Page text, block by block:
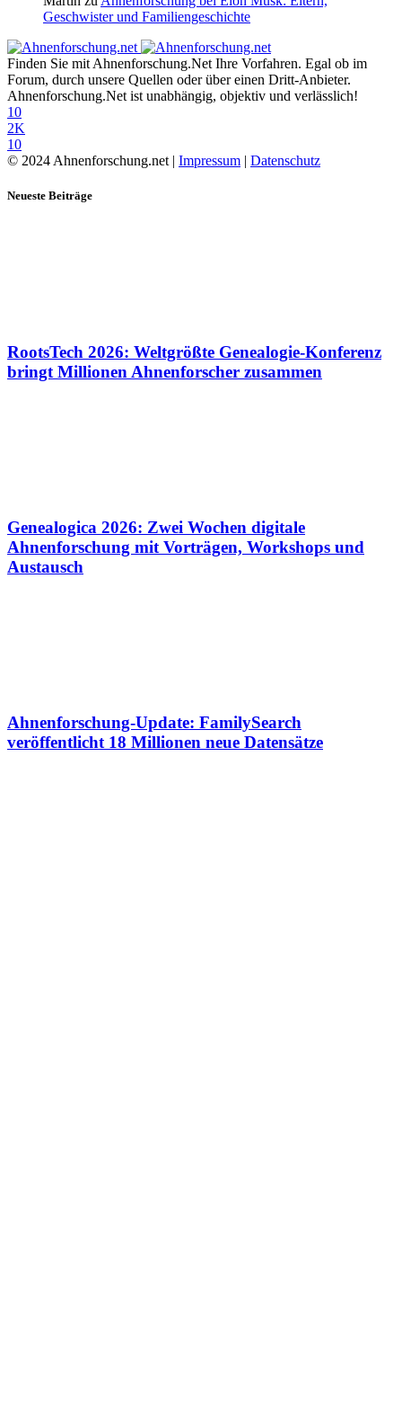
Geschwister und Familiengeschichte
Finden Sie mit Ahnenforschung.Net Ihre Vorfahren. Egal ob im
Forum, durch unsere Quellen oder über einen Dritt-Anbieter.
Ahnenforschung.Net ist unabhängig, objektiv und verlässlich!
10
2K
10
© 2024 Ahnenforschung.net | Impressum | Datenschutz
Neueste Beiträge
RootsTech 2026: Weltgrößte Genealogie-Konferenz
bringt Millionen Ahnenforscher zusammen
Genealogica 2026: Zwei Wochen digitale
Ahnenforschung mit Vorträgen, Workshops und
Austausch
Ahnenforschung-Update: FamilySearch
veröffentlicht 18 Millionen neue Datensätze